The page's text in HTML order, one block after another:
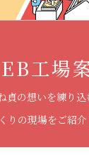
工場
貞の想いを練り込
りの現場をご紹介